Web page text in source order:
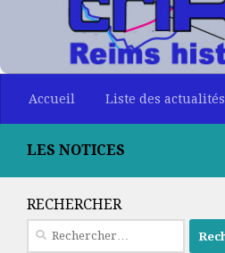
Accueil Liste des actualités
LES NOTICES
RECHERCHER
Rechercher :